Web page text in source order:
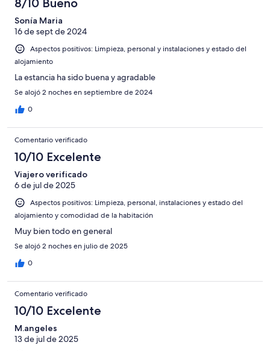
8/10 Bueno
Sonía Maria
16 de sept de 2024
Aspectos positivos: Limpieza, personal y instalaciones y estado del
alojamiento
La estancia ha sido buena y agradable
Se alojó 2 noches en septiembre de 2024
0
Comentario verificado
10/10 Excelente
Viajero verificado
6 de jul de 2025
Aspectos positivos: Limpieza, personal, instalaciones y estado del
alojamiento y comodidad de la habitación
Muy bien todo en general
Se alojó 2 noches en julio de 2025
0
Comentario verificado
10/10 Excelente
M.angeles
13 de jul de 2025